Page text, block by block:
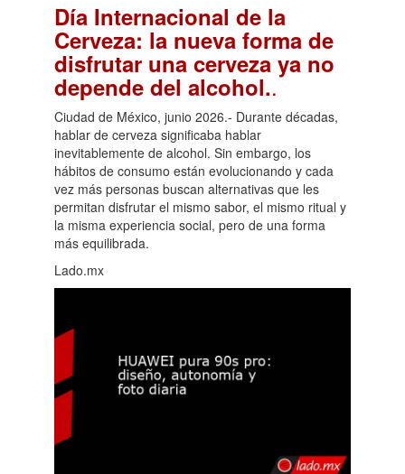
Día Internacional de la
Cerveza: la nueva forma de
disfrutar una cerveza ya no
depende del alcohol..
Ciudad de México, junio 2026.- Durante décadas,
hablar de cerveza significaba hablar
inevitablemente de alcohol. Sin embargo, los
hábitos de consumo están evolucionando y cada
vez más personas buscan alternativas que les
permitan disfrutar el mismo sabor, el mismo ritual y
la misma experiencia social, pero de una forma
más equilibrada.
Lado.mx